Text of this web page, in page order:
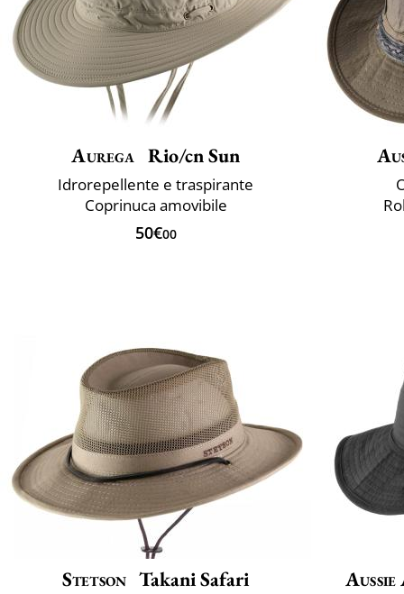
Aurega Rio/cn Sun
Idrorepellente e traspirante
Coprinuca amovibile
50€00
Stetson Takani Safari